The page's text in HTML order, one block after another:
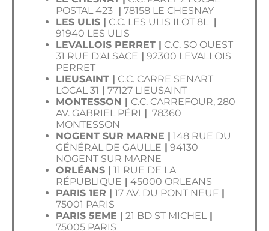
POSTAL 423
78158 LE CHESNAY
LES ULIS |
C.C. LES ULIS ILOT 8L
91940 LES ULIS
LEVALLOIS PERRET |
C.C. SO OUEST
31 RUE D'ALSACE
92300 LEVALLOIS
PERRET
LIEUSAINT |
C.C. CARRE SENART
LOCAL 31
77127 LIEUSAINT
MONTESSON | C.C. CARREFOUR, 280
AV. GABRIEL PÉRI
78360
MONTESSON
NOGENT SUR MARNE |
148 RUE DU
GÉNÉRAL DE GAULLE
94130
NOGENT SUR MARNE
ORLÉANS |
11 RUE DE LA
RÉPUBLIQUE
45000 ORLEANS
PARIS 1ER |
17 AV. DU PONT NEUF
75001 PARIS
PARIS 5EME |
21 BD ST MICHEL|
75005 PARIS